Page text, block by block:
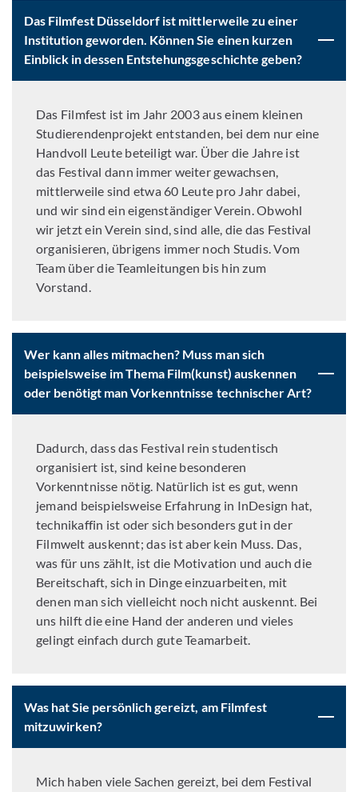
Das Filmfest Düsseldorf ist mittlerweile zu einer
Institution geworden. Können Sie einen kurzen
Einblick in dessen Entstehungsgeschichte geben?
Das Filmfest ist im Jahr 2003 aus einem kleinen
Studierendenprojekt entstanden, bei dem nur eine
Handvoll Leute beteiligt war. Über die Jahre ist
das Festival dann immer weiter gewachsen,
mittlerweile sind etwa 60 Leute pro Jahr dabei,
und wir sind ein eigenständiger Verein. Obwohl
wir jetzt ein Verein sind, sind alle, die das Festival
organisieren, übrigens immer noch Studis. Vom
Team über die Teamleitungen bis hin zum
Vorstand.
Wer kann alles mitmachen? Muss man sich
beispielsweise im Thema Film(kunst) auskennen
oder benötigt man Vorkenntnisse technischer Art?
Dadurch, dass das Festival rein studentisch
organisiert ist, sind keine besonderen
Vorkenntnisse nötig. Natürlich ist es gut, wenn
jemand beispielsweise Erfahrung in InDesign hat,
technikaffin ist oder sich besonders gut in der
Filmwelt auskennt; das ist aber kein Muss. Das,
was für uns zählt, ist die Motivation und auch die
Bereitschaft, sich in Dinge einzuarbeiten, mit
denen man sich vielleicht noch nicht auskennt. Bei
uns hilft die eine Hand der anderen und vieles
gelingt einfach durch gute Teamarbeit.
Was hat Sie persönlich gereizt, am Filmfest
mitzuwirken?
Mich haben viele Sachen gereizt, bei dem Festival